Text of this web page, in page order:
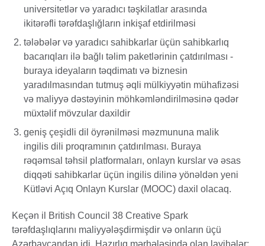
universitetlər və yaradıcı təşkilatlar arasında
ikitərəfli tərəfdaşlığların inkişaf etdirilməsi
tələbələr və yaradıcı sahibkarlar üçün sahibkarlıq
bacarıqları ilə bağlı təlim paketlərinin çatdırılması -
buraya ideyaların təqdimatı və biznesin
yaradılmasından tutmuş əqli mülkiyyətin mühafizəsi
və maliyyə dəstəyinin möhkəmləndirilməsinə qədər
müxtəlif mövzular daxildir
geniş çeşidli dil öyrənilməsi məzmununa malik
ingilis dili proqramının çatdırılması. Buraya
rəqəmsal təhsil platformaları, onlayn kurslar və əsas
diqqəti sahibkarlar üçün ingilis dilinə yönəldən yeni
Kütləvi Açıq Onlayn Kurslar (MOOC) daxil olacaq.
Keçən il British Council 38 Creative Spark
tərəfdaşlıqlarını maliyyələşdirmişdir və onların üçü
Azərbaycandan idi. Hazırlıq mərhələsində olan layihələr: